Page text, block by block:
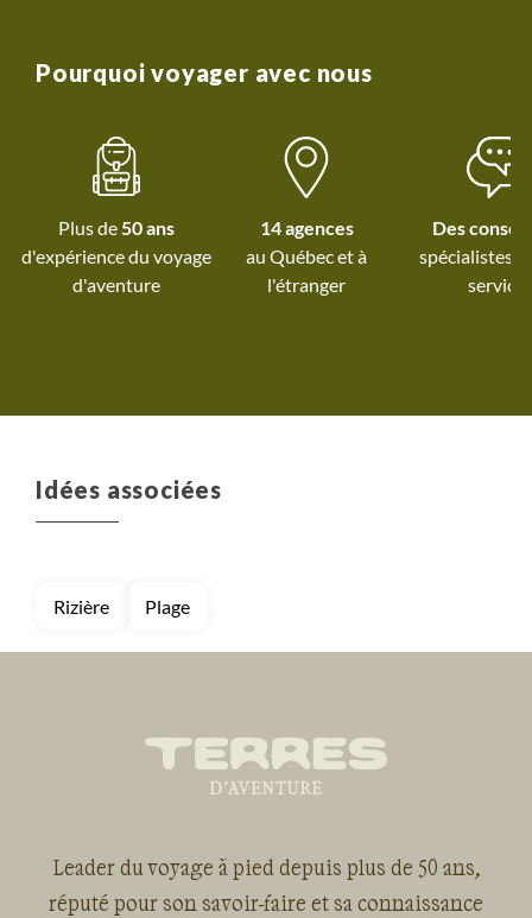
de fou rires ?? le
ceux comme
vont pour la 1 été
repartir tt suite
terdav .
superbes images
Pourquoi voyager avec nous
Plus de50 ans
d'expérience du voyage
d'aventure
14 agences
au Québec età
l'étranger
Des
spécialistes
service
Idées associées
Rizière Plage
Leader du voyage à pied depuis plus de 50 ans,
réputé pour son savoir-faire et sa connaissance